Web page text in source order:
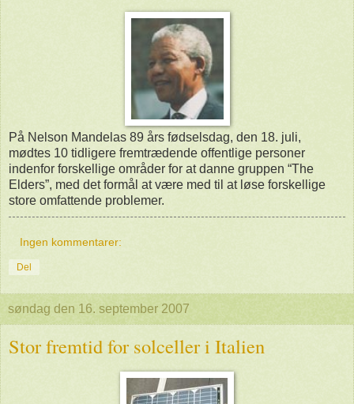
På Nelson Mandelas 89 års fødselsdag, den 18. juli,
mødtes 10 tidligere fremtrædende offentlige personer
indenfor forskellige områder for at danne gruppen “The
Elders”, med det formål at være med til at løse forskellige
store omfattende problemer.
Ingen kommentarer:
Del
søndag den 16. september 2007
Stor fremtid for solceller i Italien